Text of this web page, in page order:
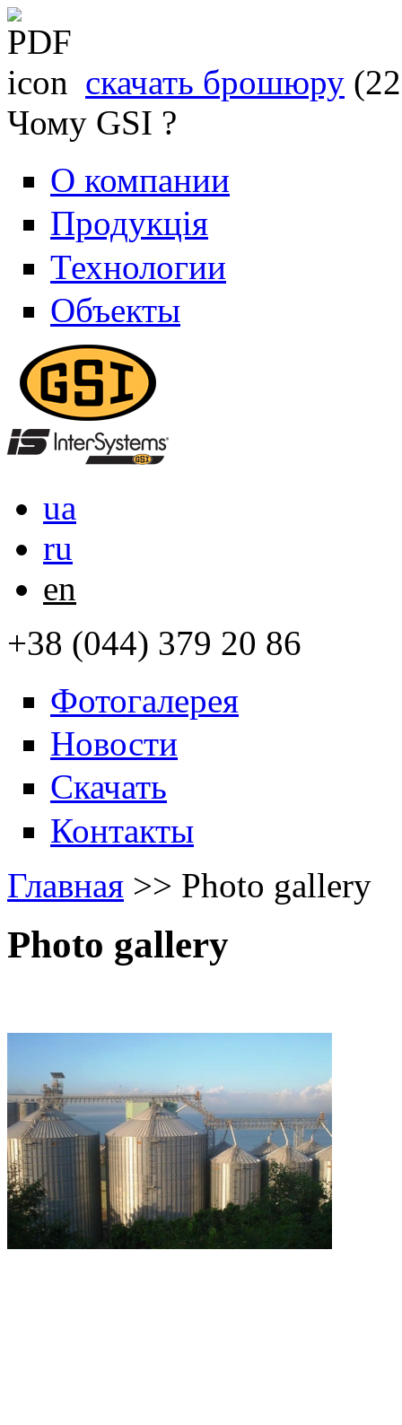
скачать брошюру
Чому GSI ?
О компании
Продукція
Технологии
Объекты
ua
ru
en
+38 (044) 379 20 86
Фотогалерея
Новости
Скачать
Контакты
Главная >> Photo gallery
Photo gallery